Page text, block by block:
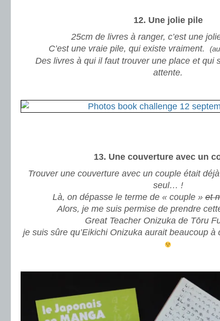
12. Une jolie pile
25cm de livres à ranger, c’est une
C’est une vraie pile, qui existe vraiment.
Des livres à qui il faut trouver une place et qui
attente.
13. Une couverture avec un
Trouver une couverture avec un couple était
seul… !
Là, on dépasse le terme de « couple »et
Alors, je me suis permise de prendre
Great Teacher Onizuka de Tōru
je suis sûre qu’Eikichi Onizuka aurait beaucoup